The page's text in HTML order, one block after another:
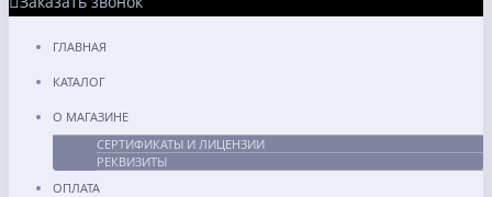
ГЛАВНАЯ
КАТАЛОГ
О МАГАЗИНЕ
СЕРТИФИКАТЫ И ЛИЦЕНЗИИ
РЕКВИЗИТЫ
ОПЛАТА